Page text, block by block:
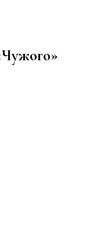
стиле, отдыхе и